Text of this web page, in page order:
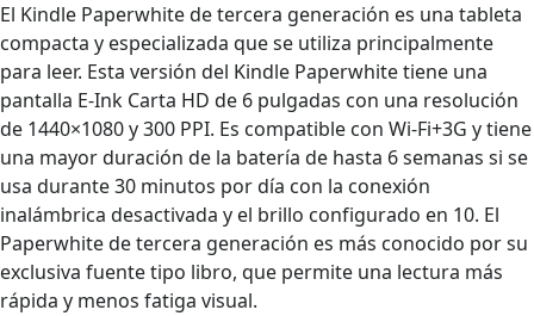
El Kindle Paperwhite de tercera generación es una tableta
compacta y especializada que se utiliza principalmente
para leer. Esta versión del Kindle Paperwhite tiene una
pantalla E-Ink Carta HD de 6 pulgadas con una resolución
de 1440×1080 y 300 PPI. Es compatible con Wi-Fi+3G y tiene
una mayor duración de la batería de hasta 6 semanas si se
usa durante 30 minutos por día con la conexión
inalámbrica desactivada y el brillo configurado en 10. El
Paperwhite de tercera generación es más conocido por su
exclusiva fuente tipo libro, que permite una lectura más
rápida y menos fatiga visual.